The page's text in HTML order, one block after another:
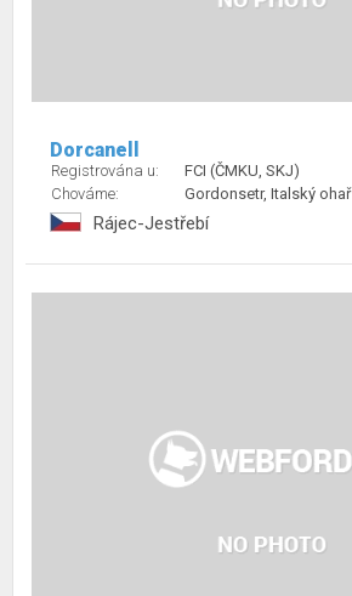
Dorcanell
Registrována u:
FCI (ČMKU, SKJ)
Chováme:
Gordonsetr, Italský ohař
Rájec-Jestřebí